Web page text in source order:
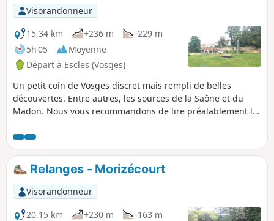
Visorandonneur
15,34 km
+236 m
-229 m
5h 05
Moyenne
Départ à Escles (Vosges)
Un petit coin de Vosges discret mais rempli de belles
découvertes. Entre autres, les sources de la Saône et du
Madon. Nous vous recommandons de lire préalablement la
particuliers du circuit.
Relanges - Morizécourt
Visorandonneur
20,15 km
+230 m
-163 m